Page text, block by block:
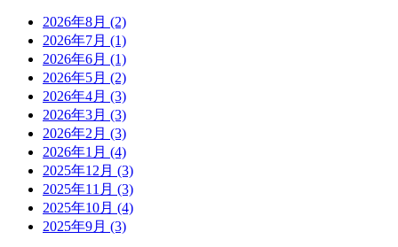
2026年8月 (2)
2026年7月 (1)
2026年6月 (1)
2026年5月 (2)
2026年4月 (3)
2026年3月 (3)
2026年2月 (3)
2026年1月 (4)
2025年12月 (3)
2025年11月 (3)
2025年10月 (4)
2025年9月 (3)